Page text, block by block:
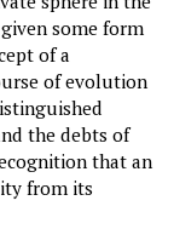
some form
of a
of evolution
the debts of
that an
from its